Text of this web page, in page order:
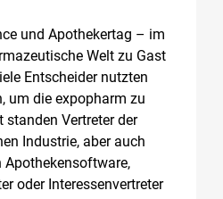
und Apothekertag – im
Welt zu Gast
Entscheider nutzten
um die expopharm zu
standen Vertreter der
Industrie, aber auch
Apothekensoftware,
oder Interessenvertreter